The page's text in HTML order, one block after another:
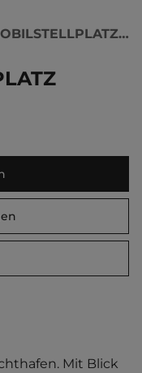
WOHNMOBILSTELLPLATZ MAASHOLM
Mit Blick